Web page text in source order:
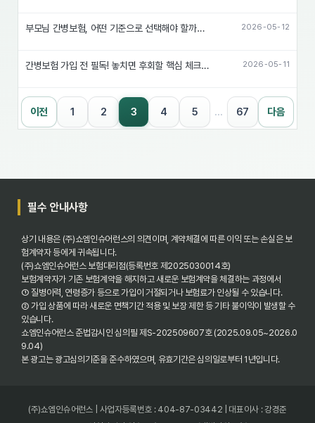
2026-05-12
부모님 간병보험, 어떤 기준으로 선택해야 할까? (가입팁 & 추천)
2026-05-11
간병보험 가입 전 필독! 놓치면 후회할 핵심 체크리스트
이전 1 2 3 4 5 … 67 다음
필수 안내사항
상기 내용은 (주)쇼엠인슈어런스의 의견이며, 계약체결에 따른 이익 또는 손실은 보
험계약자 등에게 귀속됩니다.
(주)쇼엠인슈어런스 보험대리점(등록번호 제2025030014호)
보험계약자가 기존 보험계약을 해지하고 새로운 보험계약을 체결하는 과정에서
① 질병이력, 연령증가 등으로 가입이 거절되거나 보험료가 인상될 수 있습니다.
② 가입 상품에 따라 새로운 면책기간 적용 및 보장 제한 등 기타 불이익이 발생할 수
있습니다.
쇼엠인슈어런스 준법감시인 심의필 제S-202509607호 (2025.09.05~2026.0
9.04)
본 광고는 광고심의기준을 준수하였으며, 유효기간은 심의일로부터 1년입니다.
(주)쇼엠인슈어런스 | 사업자등록번호 : 404-87-03442 | 대표이사 : 강경준